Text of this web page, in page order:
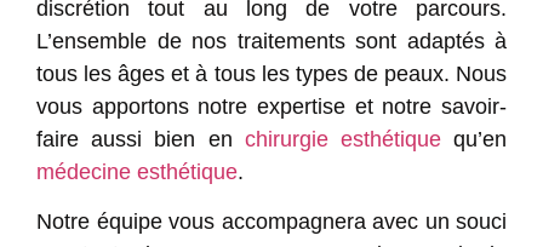
discrétion tout au long de votre parcours.
L’ensemble de nos traitements sont adaptés à
tous les âges et à tous les types de peaux. Nous
vous apportons notre expertise et notre savoir-
faire aussi bien en chirurgie esthétiquequ’en
médecine esthétique.
Notre équipe vous accompagnera avec un souci